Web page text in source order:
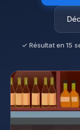
✓ Résultat en 15